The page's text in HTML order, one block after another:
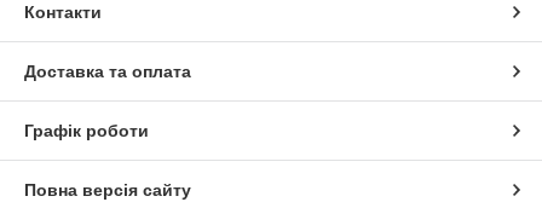
Контакти
Доставка та оплата
Графік роботи
Повна версія сайту